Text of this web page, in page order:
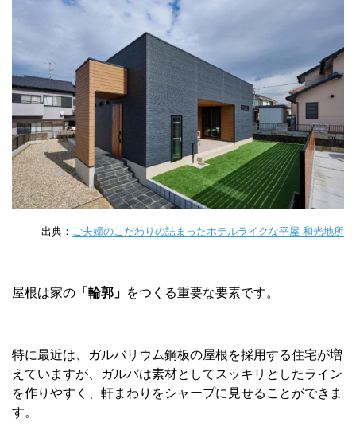
出典： ご夫婦のこだわりの詰まったホテルライクな平屋 和光地所
屋根は家の 「輪郭」 をつくる重要な要素です。
特に最近は、ガルバリウム鋼板の屋根を採用する住宅が増
えていますが、ガルバは素材としてスッキリとしたライン
を作りやすく、軒まわりをシャープに見せることができま
す。